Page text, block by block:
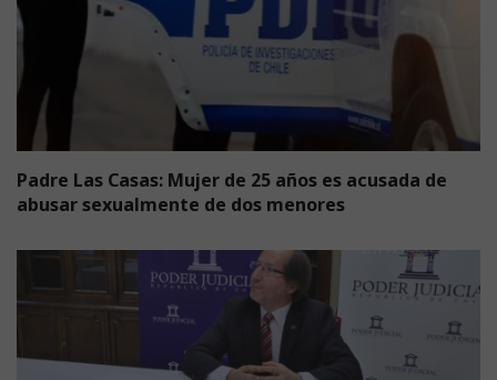
Padre Las Casas: Mujer de 25 años es acusada de
abusar sexualmente de dos menores